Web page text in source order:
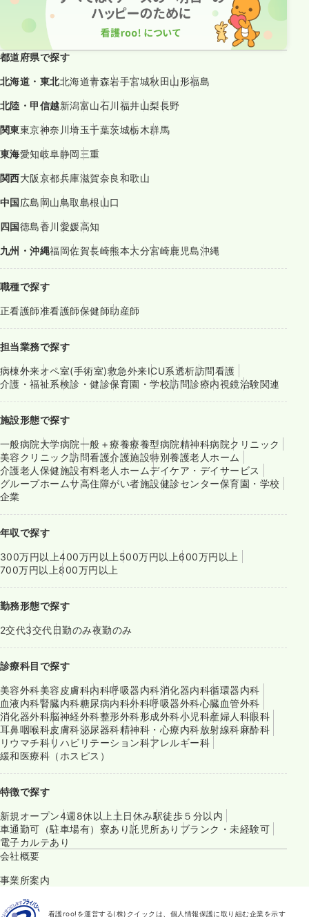
都道府県で探す
北海道・東北北海道青森岩手宮城秋田山形福島
北陸・甲信越新潟富山石川福井山梨長野
関東東京神奈川埼玉千葉茨城栃木群馬
東海愛知岐阜静岡三重
関西大阪京都兵庫滋賀奈良和歌山
中国広島岡山鳥取島根山口
四国徳島香川愛媛高知
九州・沖縄福岡佐賀長崎熊本大分宮崎鹿児島沖縄
職種で探す
正看護師准看護師保健師助産師
担当業務で探す
病棟外来オペ室(手術室)救急外来ICU系透析訪問看護
介護・福祉系検診・健診保育園・学校訪問診療内視鏡治験関連
施設形態で探す
一般病院大学病院一般＋療養療養型病院精神科病院クリニック
美容クリニック訪問看護介護施設特別養護老人ホーム
介護老人保健施設有料老人ホームデイケア・デイサービス
グループホームサ高住障がい者施設健診センター保育園・学校
企業
年収で探す
300万円以上400万円以上 500万円以上600万円以上
700万円以上800万円以上
勤務形態で探す
2交代3交代日勤のみ夜勤のみ
診療科目で探す
美容外科美容皮膚科内科呼吸器内科消化器内科循環器内科
血液内科腎臓内科糖尿病内科外科呼吸器外科心臓血管外科
消化器外科脳神経外科整形外科形成外科小児科産婦人科眼科
耳鼻咽喉科皮膚科泌尿器科精神科・心療内科放射線科麻酔科
リウマチ科リハビリテーション科アレルギー科
緩和医療科（ホスピス）
特徴で探す
新規オープン4週8休以上 土日休み駅徒歩５分以内
車通勤可（駐車場有） 寮あり託児所あり ブランク・未経験可
電子カルテあり
会社概要
事業所案内
看護roo!を運営する(株)クイックは、個人情報保護に取り組む企業を示す